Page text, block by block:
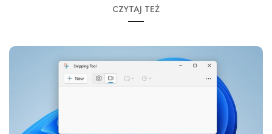
CZYTAJ TEŻ